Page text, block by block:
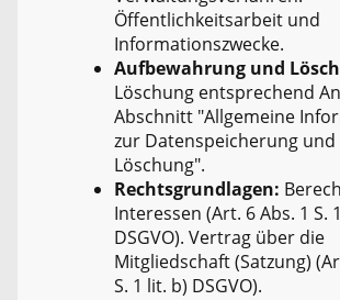
Öffentlichkeitsarbeit und
Informationszwecke.
Aufbewahrung und
Löschung entsprechend
Abschnitt "Allgemeine
zur Datenspeicherung und
Löschung".
Rechtsgrundlagen:
Interessen (Art. 6 Abs. 1 S.
DSGVO). Vertrag über die
Mitgliedschaft (Satzung)
S. 1 lit. b) DSGVO).